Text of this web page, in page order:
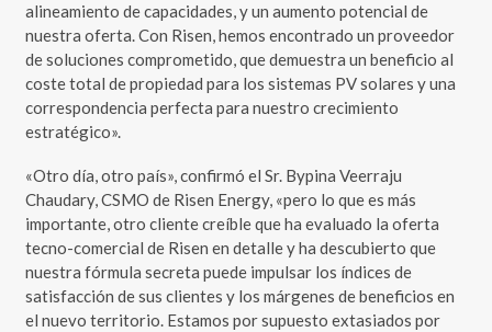
alineamiento de capacidades, y un aumento potencial de
nuestra oferta. Con Risen, hemos encontrado un proveedor
de soluciones comprometido, que demuestra un beneficio al
coste total de propiedad para los sistemas PV solares y una
correspondencia perfecta para nuestro crecimiento
estratégico».
«Otro día, otro país», confirmó el Sr. Bypina Veerraju
Chaudary, CSMO de Risen Energy, «pero lo que es más
importante, otro cliente creíble que ha evaluado la oferta
tecno-comercial de Risen en detalle y ha descubierto que
nuestra fórmula secreta puede impulsar los índices de
satisfacción de sus clientes y los márgenes de beneficios en
el nuevo territorio. Estamos por supuesto extasiados por